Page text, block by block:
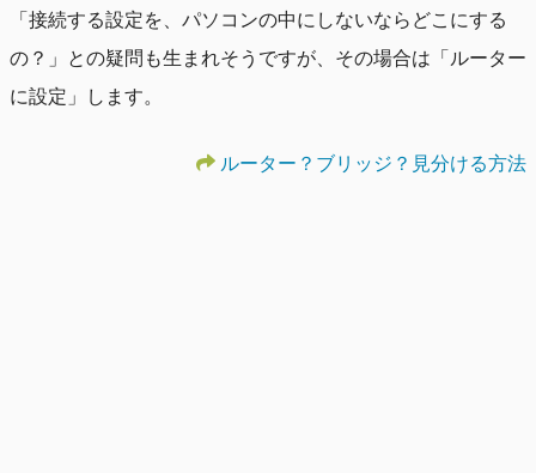
「接続する設定を、パソコンの中にしないならどこにする
の？」との疑問も生まれそうですが、その場合は「ルーター
に設定」します。
ルーター？ブリッジ？見分ける方法